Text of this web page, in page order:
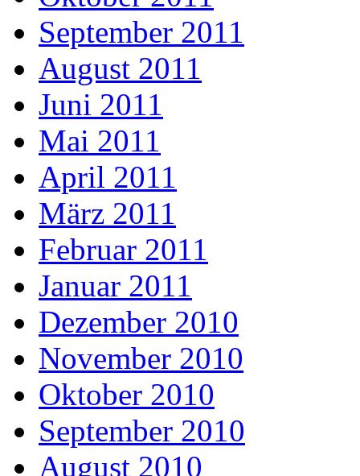
September 2011
August 2011
Juni 2011
Mai 2011
April 2011
März 2011
Februar 2011
Januar 2011
Dezember 2010
November 2010
Oktober 2010
September 2010
August 2010